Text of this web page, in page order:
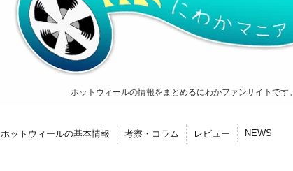
ホットウィールの情報をまとめるにわかファンサイトです。
ホットウィールの基本情報 考察・コラム レビュー NEWS